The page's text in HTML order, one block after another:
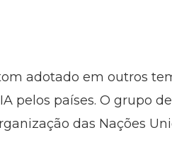
adotado em outros
pelos países. O grupo
das Nações